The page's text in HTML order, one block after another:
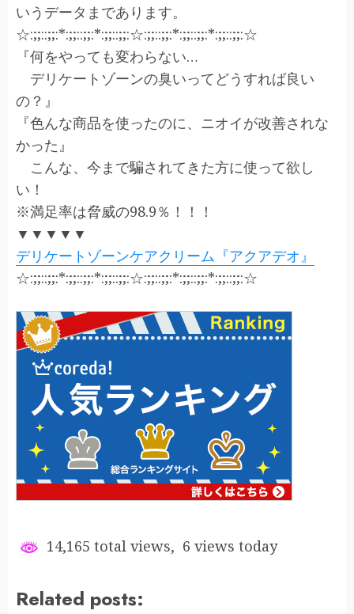
いうデータまであります。
☆:;;::;;:*:;;::;;:*:;;::;;:☆:;;::;;:*:;;::;;:*:;;::;;:☆
『何をやっても変わらない…
デリケートゾーンの臭いってどうすれば良い
の？』
『色んな商品を使ったのに、ニオイが改善されな
かった』
こんな、今まで騙されてきた方に使って欲し
い！
※満足率は脅威の98.9％！！！
▼▼▼▼▼
デリケートゾーンケアクリーム『アクアデオ』
☆:;;::;;:*:;;::;;:*:;;::;;:☆:;;::;;:*:;;::;;:*:;;::;;:☆
14,165 total views, 6 views today
Related posts: